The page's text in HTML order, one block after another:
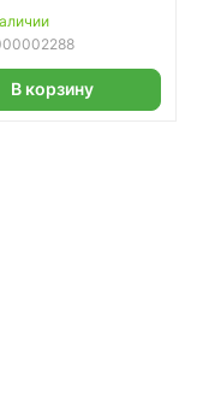
В корзину